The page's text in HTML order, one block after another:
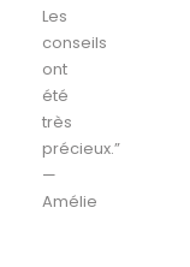
Les
conseils
ont
été
très
précieux.”
—
Amélie